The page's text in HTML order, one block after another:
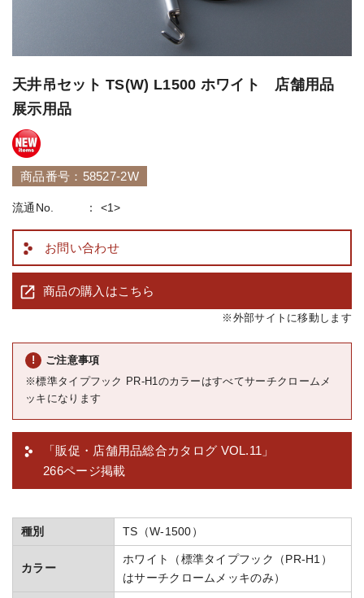
天井吊セット TS(W) L1500 ホワイト 店舗用品
展示用品
商品番号：58527-2W
流通No. <1>
お問い合わせ
商品の購入はこちら
※外部サイトに移動します
ご注意事項
※標準タイプフック PR-H1のカラーはすべてサーチクロームメ
ッキになります
「販促・店舗用品総合カタログ VOL.11」
266ページ掲載
種別 TS（W-1500）
カラー
ホワイト（標準タイプフック（PR-H1）
はサーチクロームメッキのみ）